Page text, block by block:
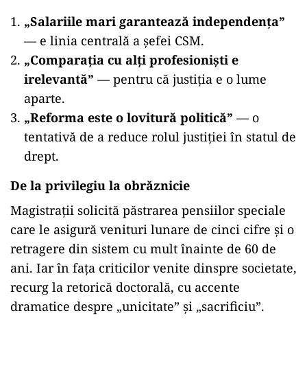
„Salariile mari garantează independența”
— e linia centrală a șefei CSM.
„Comparația cu alți profesioniști e
irelevantă” — pentru că justiția e o lume
aparte.
„Reforma este o lovitură politică” — o
tentativă de a reduce rolul justiției în statul de
drept.
De la privilegiu la obrăznicie
Magistrații solicită păstrarea pensiilor speciale
care le asigură venituri lunare de cinci cifre și o
retragere din sistem cu mult înainte de 60 de
ani. Iar în fața criticilor venite dinspre societate,
recurg la retorică doctorală, cu accente
dramatice despre „unicitate” și „sacrificiu”.